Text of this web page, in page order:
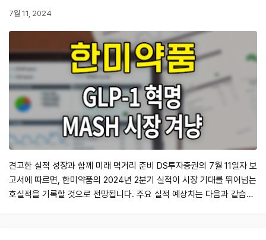
7월 11, 2024
견고한 실적 성장과 함께 미래 먹거리 준비 DS투자증권의 7월 11일자 보
고서에 따르면, 한미약품의 2024년 2분기 실적이 시장 기대를 뛰어넘는
호실적을 기록할 것으로 전망됩니다. 주요 실적 예상치는 다음과 같습니